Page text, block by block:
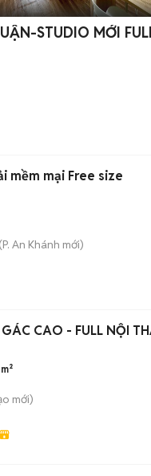
STUDIO MỚI
mềm mại Free size
(P. An Khánh mới)
PHÒNG CHO THUÊ
mới)